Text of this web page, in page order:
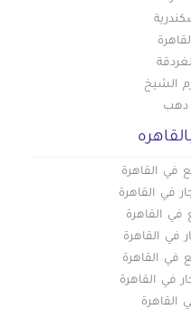
الشيخ
دهب
في القاهرة
في القاهرة
في القاهرة
في القاهرة
في القاهرة
في القاهرة
القاهرة